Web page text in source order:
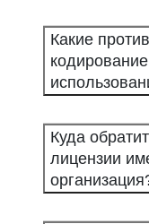
Какие
Куда
лицензии